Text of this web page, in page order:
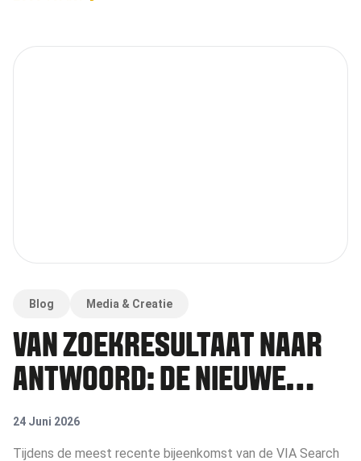
Blog Media & Creatie
VAN ZOEKRESULTAAT NAAR
ANTWOORD: DE NIEUWE
RICHTING VAN SEARCH
24 Juni 2026
Tijdens de meest recente bijeenkomst van de VIA Search